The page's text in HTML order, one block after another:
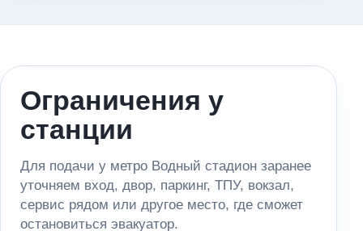
Ограничения у
станции
Для подачи у метро Водный стадион заранее
уточняем вход, двор, паркинг, ТПУ, вокзал,
сервис рядом или другое место, где сможет
остановиться эвакуатор.